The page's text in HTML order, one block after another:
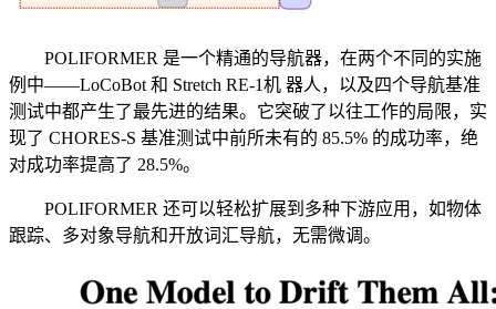
POLIFORMER 是一个精通的导航器，在两个不同的实施
例中——LoCoBot 和 Stretch RE-1机 器人，以及四个导航基准
测试中都产生了最先进的结果。它突破了以往工作的局限，实
现了 CHORES-S 基准测试中前所未有的 85.5% 的成功率，绝
对成功率提高了 28.5%。
POLIFORMER 还可以轻松扩展到多种下游应用，如物体
跟踪、多对象导航和开放词汇导航，无需微调。